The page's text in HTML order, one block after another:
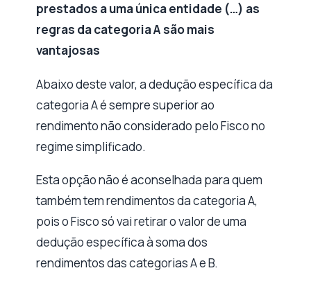
prestados a uma única entidade (…) as
regras da categoria A são mais
vantajosas
Abaixo deste valor, a dedução específica da
categoria A é sempre superior ao
rendimento não considerado pelo Fisco no
regime simplificado.
Esta opção não é aconselhada para quem
também tem rendimentos da categoria A,
pois o Fisco só vai retirar o valor de uma
dedução específica à soma dos
rendimentos das categorias A e B.